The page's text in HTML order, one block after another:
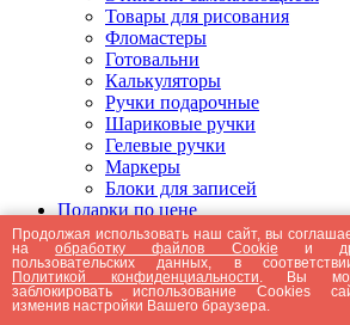
Товары для рисования
Фломастеры
Готовальни
Калькуляторы
Ручки подарочные
Шариковые ручки
Гелевые ручки
Маркеры
Блоки для записей
Подарки по цене
Подарки от 5000 рублей
Подарки до 5000 рублей
Подарки до 3000 рублей
Подарки до 2000 рублей
Подарки до 1000 рублей
Продолжая использовать наш сайт, вы
наобработку файлов Cookie и
пользовательских данных, в
Политикой конфиденциальности . Вы
заблокировать использование Cookies
изменив настройки Вашего браузера.